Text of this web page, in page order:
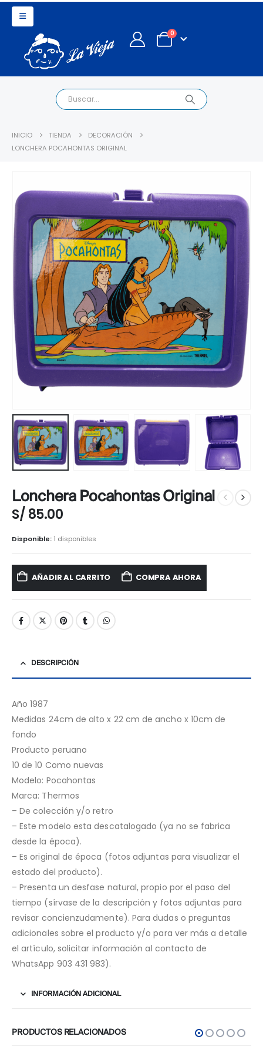
0
INICIO TIENDA
DECORACIÓN
LONCHERA POCAHONTAS ORIGINAL
Lonchera Pocahontas Original
S/ 85.00
Disponible: 1 disponibles
AÑADIR AL CARRITO COMPRA AHORA
DESCRIPCIÓN
Año 1987
Medidas 24cm de alto x 22 cm de ancho x 10cm de
fondo
Producto peruano
10 de 10 Como nuevas
Modelo: Pocahontas
Marca: Thermos
– De colección y/o retro
– Este modelo esta descatalogado (ya no se fabrica
desde la época).
– Es original de época (fotos adjuntas para visualizar el
estado del producto).
– Presenta un desfase natural, propio por el paso del
tiempo (sírvase de la descripción y fotos adjuntas para
revisar concienzudamente). Para dudas o preguntas
adicionales sobre el producto y/o para ver más a detalle
el artículo, solicitar información al contacto de
WhatsApp 903 431 983).
INFORMACIÓN ADICIONAL
PRODUCTOS RELACIONADOS